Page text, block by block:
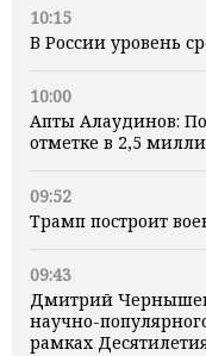
10:15
В России уровень
10:00
Апты Алаудинов:
отметке в 2,5
09:52
Трамп построит
09:43
Дмитрий
научно-
рамках